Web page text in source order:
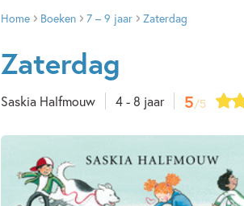
Home Boeken 7 – 9 jaar Zaterdag
Zaterdag
Saskia Halfmouw 4 - 8 jaar 5/5